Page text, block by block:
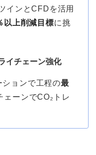
インとCFDを活用
以上削減目標に挑
イチェーン強化
ョンで工程の最
ェーンでCO₂トレ